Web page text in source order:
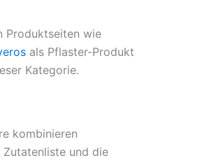
Produktseiten wie
als Pflaster-Produkt
Kategorie.
kombinieren
und die